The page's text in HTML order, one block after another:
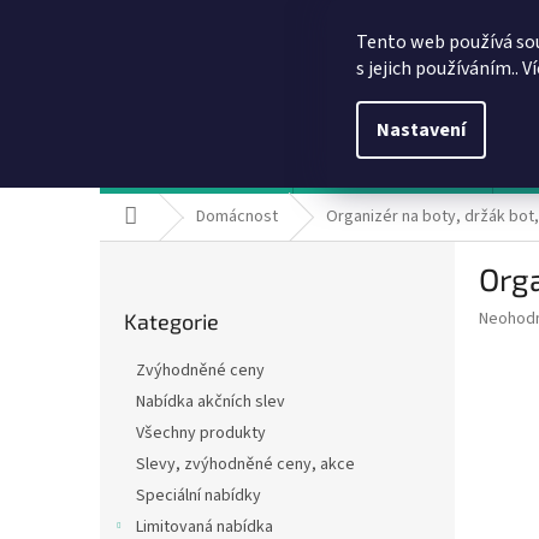
Tento web používá
s jejich používáním..
Nastavení
Domů Domácnost Organizér na boty, držák
kategorie
Kategorie
Zvýhodněné ceny
Nabídka akčních slev
Všechny produkty
Slevy, zvýhodněné ceny, akce
Speciální nabídky
Limitovaná nabídka